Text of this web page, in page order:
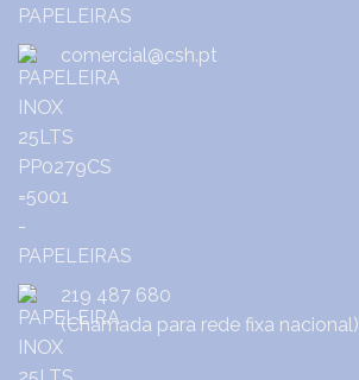
comercial@csh.pt
219 487 680
(Chamada para rede fixa nacional)